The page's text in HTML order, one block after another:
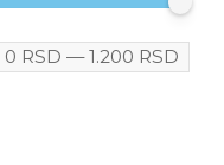
0 RSD —1.200 RSD